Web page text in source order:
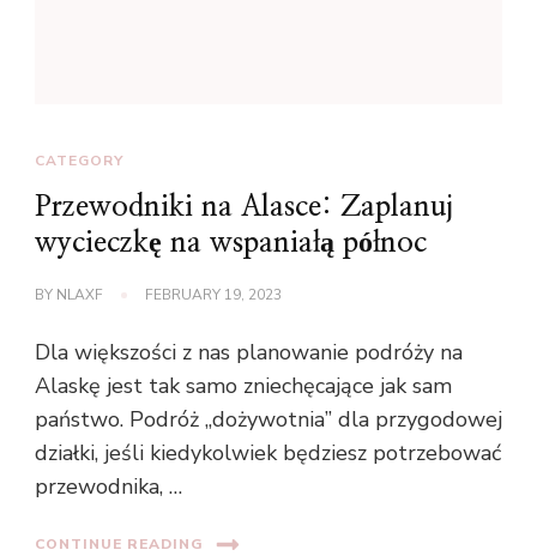
CATEGORY
Przewodniki na Alasce: Zaplanuj
wycieczkę na wspaniałą północ
BY NLAXF FEBRUARY 19, 2023
Dla większości z nas planowanie podróży na
Alaskę jest tak samo zniechęcające jak sam
państwo. Podróż „dożywotnia” dla przygodowej
działki, jeśli kiedykolwiek będziesz potrzebować
przewodnika, …
CONTINUE READING